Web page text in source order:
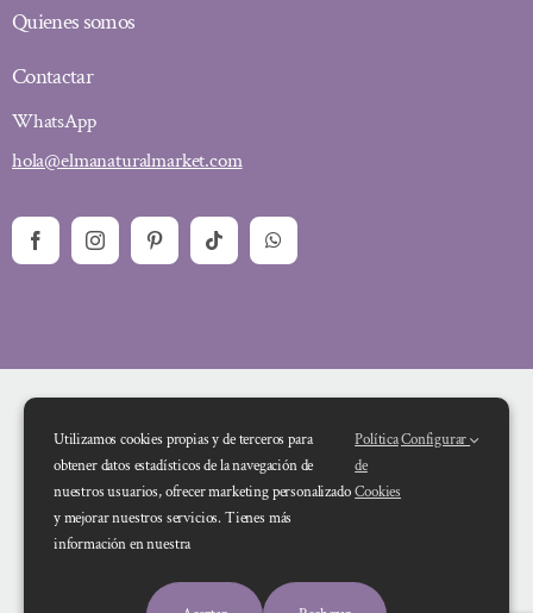
Quienes somos
Contactar
WhatsApp
hola@elmanaturalmarket.com
Financiado por la Unión Europea – NextGenerationEU. Sin embargo, los
autores y no reflejan necesariamente los de la Unión Europea o la Comisión
Utilizamos cookies propias y de terceros para
obtener datos estadísticos de la navegación de
nuestros usuarios, ofrecer marketing personalizado
y mejorar nuestros servicios. Tienes más
información en nuestra
Política
de
Cookies
Configurar